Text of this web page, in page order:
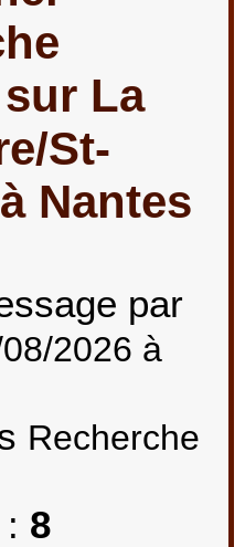
La
St-
Nantes
par
2026 à
Recherche
8